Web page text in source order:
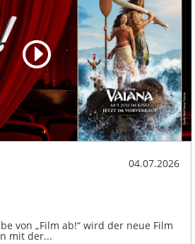
04.07.2026
von „Film ab!“ wird der neue Film
mit der...